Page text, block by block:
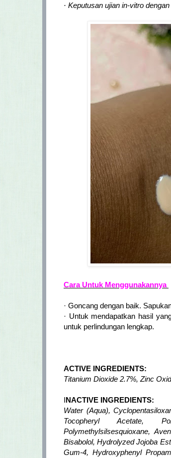
· Keputusan ujian in-vitro
Cara Untuk Menggunakannya
· Goncang dengan baik.
· Untuk mendapatkan hasil
untuk perlindungan lengkap.
ACTIVE INGREDIENTS:
Titanium Dioxide 2.7%, Zinc
INACTIVE INGREDIENTS:
Water (Aqua),
Tocopheryl Acetate,
Polymethylsilsesquioxane,
Bisabolol, Hydrolyzed Jojoba
Gum-4, Hydroxyphenyl